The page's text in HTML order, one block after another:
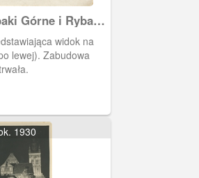
Górne i Rybaki
widok na
Zabudowa
1930